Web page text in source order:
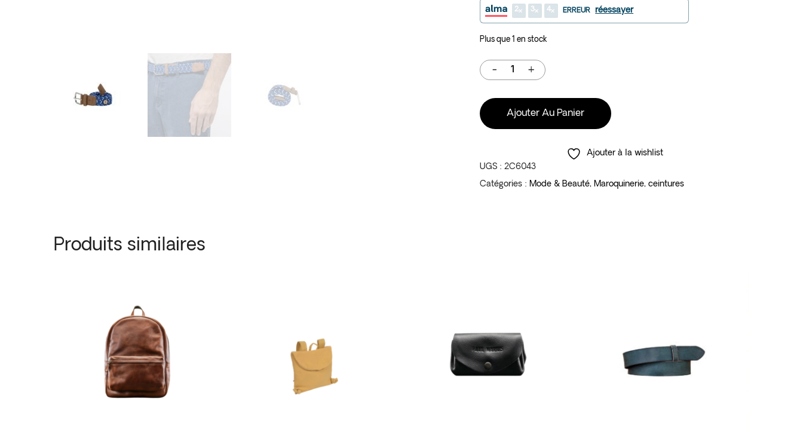
2 3 4 ERREUR réessayer
Plus que 1 en stock
Ajouter Au Panier
Ajouter à la wishlist
UGS :2C6043
Catégories : Mode & Beauté, Maroquinerie,ceintures
Produits similaires